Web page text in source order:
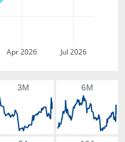
Apr 2026 Jul 2026
3M 6M